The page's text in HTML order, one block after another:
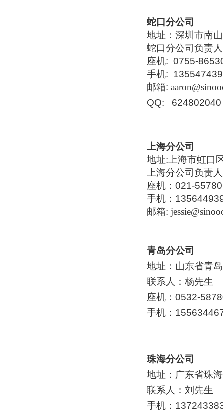
蛇口分公司
地址：深圳市南
蛇口分公司负责
座机: 0755-
手机:
邮箱:
QQ: 624802040
上海分公司
地址:上海市虹口
上海分公司负责
座机：021-
手机：
邮箱:
青岛分公司
地址：山东省青
联系人：杨先生
座机：0532-
手机：
珠海分公司
地址：广东省珠
联系人：刘先生
手机：